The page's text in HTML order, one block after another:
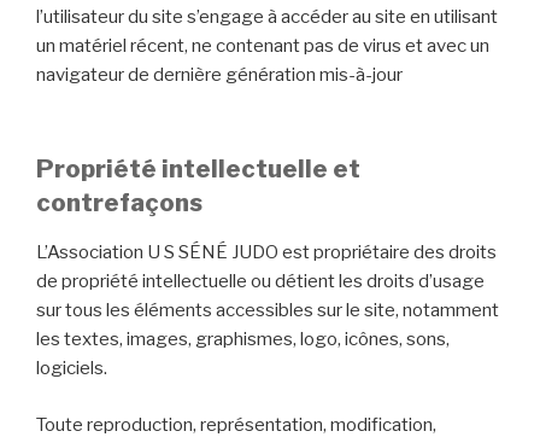
l’utilisateur du site s’engage à accéder au site en utilisant
un matériel récent, ne contenant pas de virus et avec un
navigateur de dernière génération mis-à-jour
Propriété intellectuelle et
contrefaçons
L’Association U S SÉNÉ JUDO est propriétaire des droits
de propriété intellectuelle ou détient les droits d’usage
sur tous les éléments accessibles sur le site, notamment
les textes, images, graphismes, logo, icônes, sons,
logiciels.
Toute reproduction, représentation, modification,